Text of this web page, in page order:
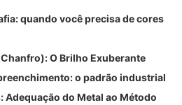
quando você precisa de cores
O Brilho Exuberante
o padrão industrial
Adequação do Metal ao Método